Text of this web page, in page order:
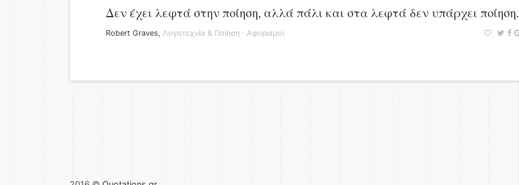
Δεν έχει λεφτά στην ποίηση, αλλά πάλι και στα λεφτά δεν υπάρχει ποίηση.
Robert Graves, Λογοτεχνία & Ποίηση · Αφορισμοί